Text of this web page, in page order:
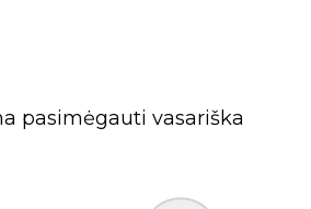
pasimėgauti vasariška